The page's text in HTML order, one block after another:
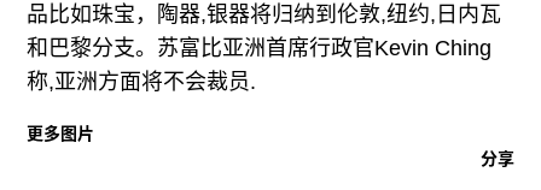
ENGLISH
ART & EDUCATION
品比如珠宝，陶器,银器将归纳到伦敦,纽约,日内瓦
和巴黎分支。苏富比亚洲首席行政官Kevin Ching
称,亚洲方面将不会裁员.
更多图片
分享